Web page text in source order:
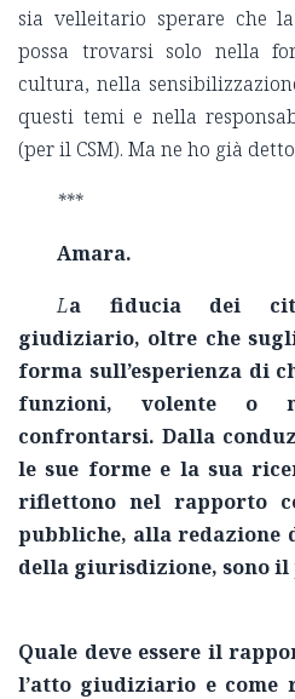
sia velleitario sperare che
possa trovarsi solo nella
cultura, nella
questi temi e nella
(per il CSM). Ma ne ho già
***
Amara.
La fiducia dei
giudiziario, oltre che
forma sull’esperienza di
funzioni, volente o
confrontarsi. Dalla
le sue forme e la sua
riflettono nel rapporto
pubbliche, alla redazione
della giurisdizione, sono
Quale deve essere il
l’atto giudiziario e